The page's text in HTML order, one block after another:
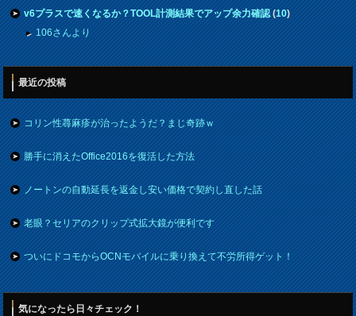
v6プラスで速くなるか？TOOL計測結果でアップ余力確認(10)
106さんより
最近の投稿
コリン性蕁麻疹が治ったようだ？まじ奇跡ｗ
勝手に消えたOffice2016を復活した方法
ノートンの自動延長を返金し安い価格で契約し直した話
老眼？セリアのクリップ式拡大鏡が便利です
ついにドコモからOCNモバイルに乗り換えて不労所得ゲット！
気になったら日々チェック！